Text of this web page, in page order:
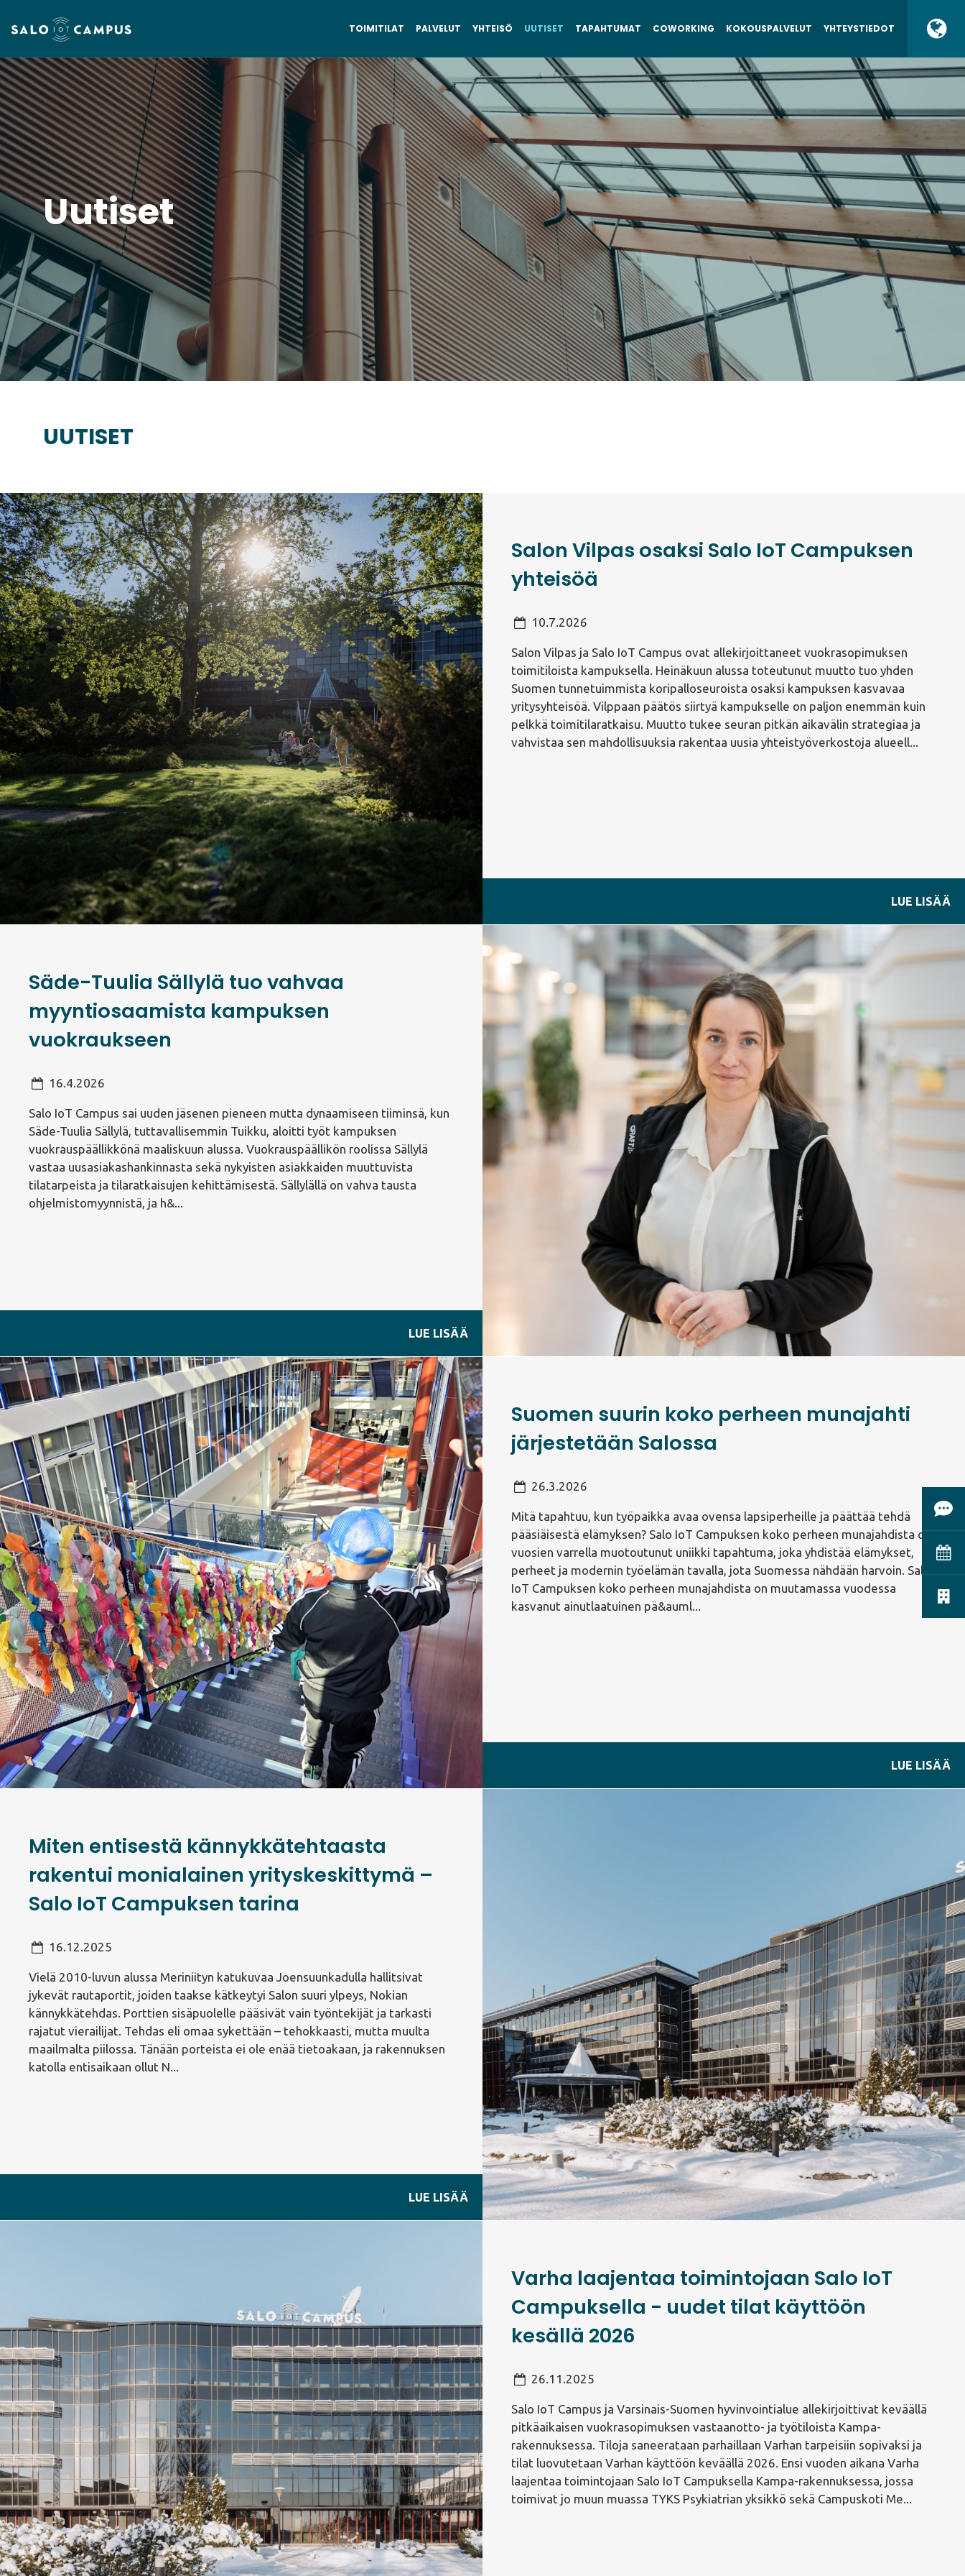
TOIMITILAT PALVELUT YHTEISÖ UUTISET TAPAHTUMAT COWORKING KOKOUSPALVELUT YHTEYSTIEDOT
Ota
Uutiset
UUTISET
Salon Vilpas osaksi Salo IoT Campuksen
yhteisöä
10.7.2026
Salon Vilpas ja Salo IoT Campus ovat allekirjoittaneet vuokrasopimuksen
toimitiloista kampuksella. Heinäkuun alussa toteutunut muutto tuo yhden
Suomen tunnetuimmista koripalloseuroista osaksi kampuksen kasvavaa
yritysyhteisöä. Vilppaan päätös siirtyä kampukselle on paljon enemmän kuin
pelkkä toimitilaratkaisu. Muutto tukee seuran pitkän aikavälin strategiaa ja
vahvistaa sen mahdollisuuksia rakentaa uusia yhteistyöverkostoja alueell...
LUE LISÄÄ
Säde-Tuulia Sällylä tuo vahvaa
myyntiosaamista kampuksen
vuokraukseen
16.4.2026
Salo IoT Campus sai uuden jäsenen pieneen mutta dynaamiseen tiiminsä, kun
Säde-Tuulia Sällylä, tuttavallisemmin Tuikku, aloitti työt kampuksen
vuokrauspäällikkönä maaliskuun alussa. Vuokrauspäällikön roolissa Sällylä
vastaa uusasiakashankinnasta sekä nykyisten asiakkaiden muuttuvista
tilatarpeista ja tilaratkaisujen kehittämisestä. Sällylällä on vahva tausta
ohjelmistomyynnistä, ja h&...
LUE LISÄÄ
Suomen suurin koko perheen munajahti
järjestetään Salossa
26.3.2026
Mitä tapahtuu, kun työpaikka avaa ovensa lapsiperheille ja päättää tehdä
pääsiäisestä elämyksen? Salo IoT Campuksen koko perheen munajahdista on
vuosien varrella muotoutunut uniikki tapahtuma, joka yhdistää elämykset,
perheet ja modernin työelämän tavalla, jota Suomessa nähdään harvoin. Salo
IoT Campuksen koko perheen munajahdista on muutamassa vuodessa
kasvanut ainutlaatuinen pä&auml...
LUE LISÄÄ
Miten entisestä kännykkätehtaasta
rakentui monialainen yrityskeskittymä –
Salo IoT Campuksen tarina
16.12.2025
Vielä 2010-luvun alussa Meriniityn katukuvaa Joensuunkadulla hallitsivat
jykevät rautaportit, joiden taakse kätkeytyi Salon suuri ylpeys, Nokian
kännykkätehdas. Porttien sisäpuolelle pääsivät vain työntekijät ja tarkasti
rajatut vierailijat. Tehdas eli omaa sykettään – tehokkaasti, mutta muulta
maailmalta piilossa. Tänään porteista ei ole enää tietoakaan, ja rakennuksen
katolla entisaikaan ollut N...
LUE LISÄÄ
Varha laajentaa toimintojaan Salo IoT
Campuksella - uudet tilat käyttöön
kesällä 2026
26.11.2025
Salo IoT Campus ja Varsinais-Suomen hyvinvointialue allekirjoittivat keväällä
pitkäaikaisen vuokrasopimuksen vastaanotto- ja työtiloista Kampa-
rakennuksessa. Tiloja saneerataan parhaillaan Varhan tarpeisiin sopivaksi ja
tilat luovutetaan Varhan käyttöön keväällä 2026. Ensi vuoden aikana Varha
laajentaa toimintojaan Salo IoT Campuksella Kampa-rakennuksessa, jossa
toimivat jo muun muassa TYKS Psykiatrian yksikkö sekä Campuskoti Me...